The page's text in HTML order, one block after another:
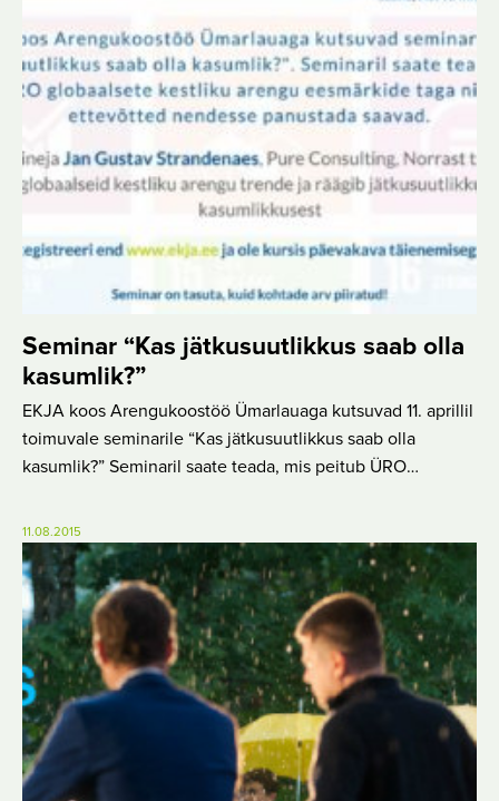
Seminar “Kas jätkusuutlikkus saab olla
kasumlik?”
EKJA koos Arengukoostöö Ümarlauaga kutsuvad 11. aprillil
toimuvale seminarile “Kas jätkusuutlikkus saab olla
kasumlik?” Seminaril saate teada, mis peitub ÜRO…
11.08.2015